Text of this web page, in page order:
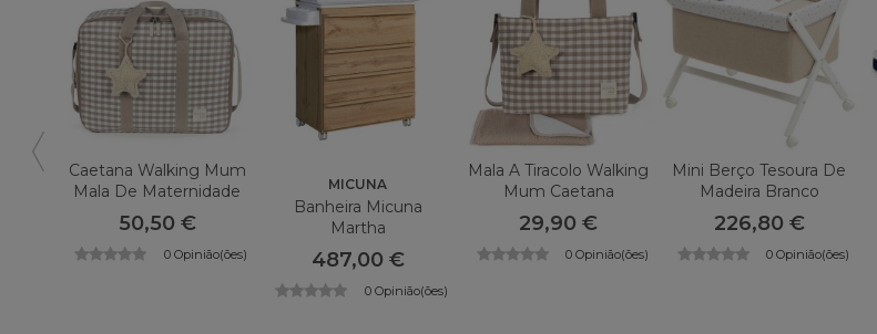
Caetana Walking Mum
Mala De Maternidade
50,50 €
0 Opinião(ões)
MICUNA
Banheira Micuna
Martha
487,00 €
0 Opinião(ões)
Mala A Tiracolo Walking
Mum Caetana
29,90 €
0 Opinião(ões)
Mini Berço Tesoura De
Madeira Branco
CAMBRASS Verde
226,80 €
0 Opinião(ões)